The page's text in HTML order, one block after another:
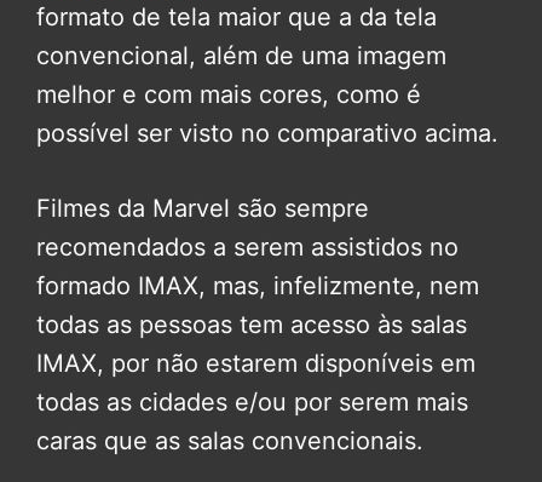
formato de tela maior que a da tela
convencional, além de uma imagem
melhor e com mais cores, como é
possível ser visto no comparativo acima.
Filmes da Marvel são sempre
recomendados a serem assistidos no
formado IMAX, mas, infelizmente, nem
todas as pessoas tem acesso às salas
IMAX, por não estarem disponíveis em
todas as cidades e/ou por serem mais
caras que as salas convencionais.